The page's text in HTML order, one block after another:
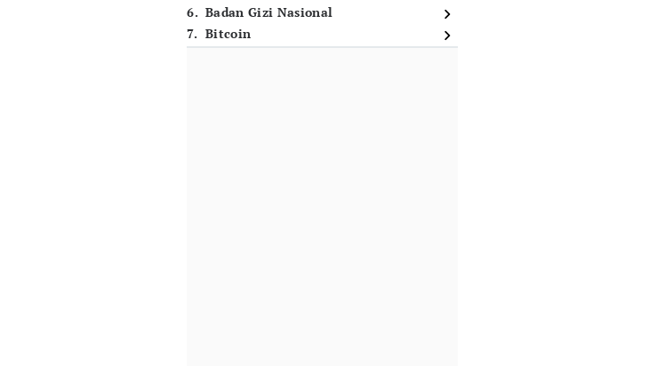
6. Badan Gizi Nasional
7. Bitcoin